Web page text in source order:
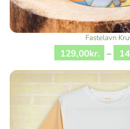
Fastelavn
129,00kr. –